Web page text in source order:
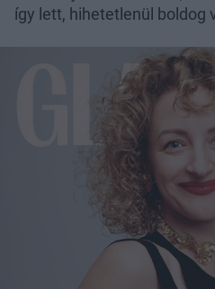
így lett, hihetetlenül boldog